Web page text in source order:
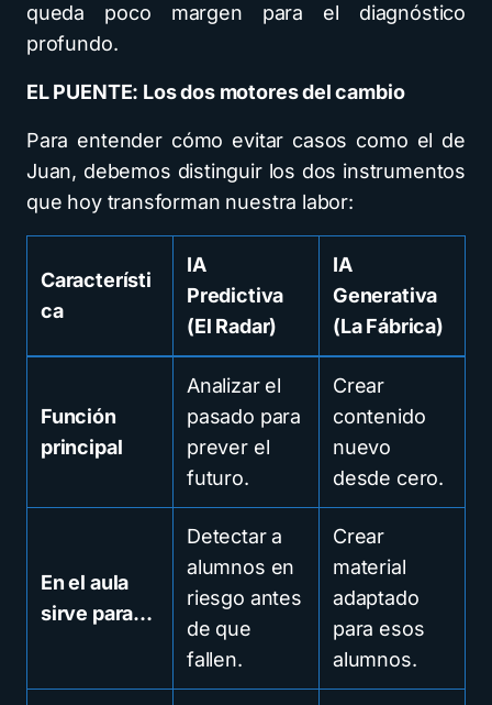
queda poco margen para el diagnóstico
profundo.
EL PUENTE: Los dos motores del cambio
Para entender cómo evitar casos como el de
Juan, debemos distinguir los dos instrumentos
que hoy transforman nuestra labor:
Característi
ca
IA
Predictiva
(El Radar)
IA
Generativa
(La Fábrica)
Función
principal
Analizar el
pasado para
prever el
futuro.
Crear
contenido
nuevo
desde cero.
En el aula
sirve para…
Detectar a
alumnos en
riesgo antes
de que
fallen.
Crear
material
adaptado
para esos
alumnos.